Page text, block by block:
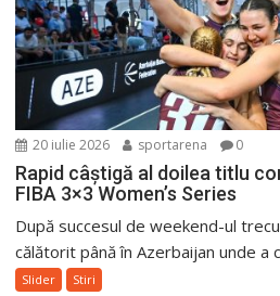
20 iulie 2026 sportarena 0
Rapid câștigă al doilea titlu
FIBA 3×3 Women’s Series
După succesul de weekend-ul
călătorit până în Azerbaijan unde a
Slider Stiri